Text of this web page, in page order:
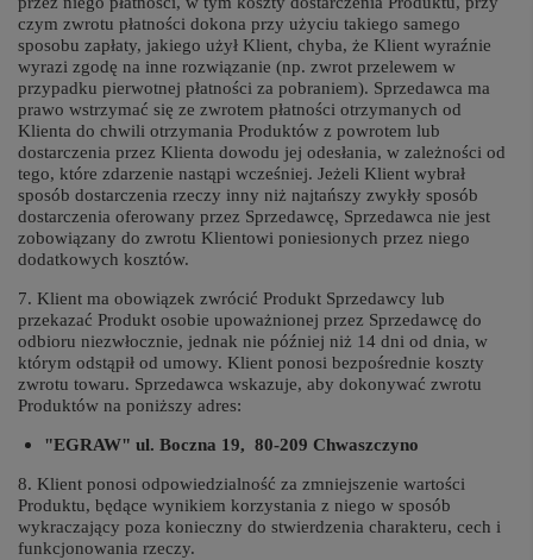
czym zwrotu płatności dokona przy użyciu takiego samego
sposobu zapłaty, jakiego użył Klient, chyba, że Klient wyraźnie
wyrazi zgodę na inne rozwiązanie (np. zwrot przelewem w
przypadku pierwotnej płatności za pobraniem). Sprzedawca ma
prawo wstrzymać się ze zwrotem płatności otrzymanych od
Klienta do chwili otrzymania Produktów z powrotem lub
dostarczenia przez Klienta dowodu jej odesłania, w zależności od
tego, które zdarzenie nastąpi wcześniej. Jeżeli Klient wybrał
sposób dostarczenia rzeczy inny niż najtańszy zwykły sposób
dostarczenia oferowany przez Sprzedawcę, Sprzedawca nie jest
zobowiązany do zwrotu Klientowi poniesionych przez niego
dodatkowych kosztów.
7. Klient ma obowiązek zwrócić Produkt Sprzedawcy lub
przekazać Produkt osobie upoważnionej przez Sprzedawcę do
odbioru niezwłocznie, jednak nie później niż 14 dni od dnia, w
którym odstąpił od umowy. Klient ponosi bezpośrednie koszty
zwrotu towaru. Sprzedawca wskazuje, aby dokonywać zwrotu
Produktów na poniższy adres:
"EGRAW" ul. Boczna 19, 80-209 Chwaszczyno
8. Klient ponosi odpowiedzialność za zmniejszenie wartości
Produktu, będące wynikiem korzystania z niego w sposób
wykraczający poza konieczny do stwierdzenia charakteru, cech i
funkcjonowania rzeczy.